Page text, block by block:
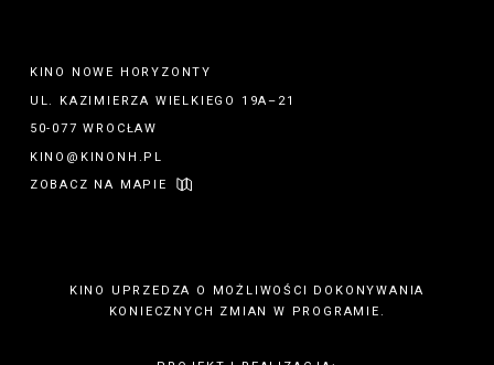
KINO NOWE HORYZONTY
UL. KAZIMIERZA WIELKIEGO 19A–21
50-077 WROCŁAW
KINO@KINONH.PL
ZOBACZ NA MAPIE
KINO UPRZEDZA O MOŻLIWOŚCI DOKONYWANIA
KONIECZNYCH ZMIAN W PROGRAMIE.